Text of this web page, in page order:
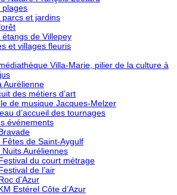
plages
parcs et jardins
étangs de Villepey
et villages fleuris
Villa-Marie, pilier de la culture à
Aurélienne
des métiers d’art
de musique Jacques-Melzer
d’accueil des tournages
événements
Fêtes de Saint-Aygulf
Nuits Auréliennes
du court métrage
de l’air
d’Azur
Estérel Côte d’Azur